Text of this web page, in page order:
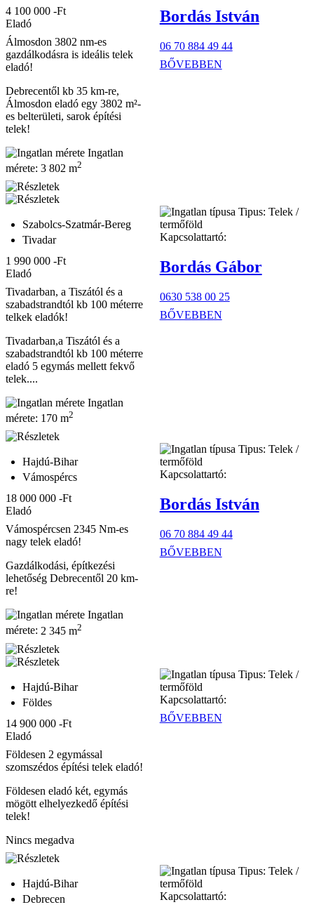
4 100 000 -Ft
Eladó
Álmosdon 3802 nm-es
gazdálkodásra is ideális telek
eladó!
Debrecentől kb 35 km-re,
Álmosdon eladó egy 3802 m²-
es belterületi, sarok építési
telek!
Ingatlan
mérete: 3 802 m2
Bordás István
06 70 884 49 44
BŐVEBBEN
Szabolcs-Szatmár-Bereg
Tivadar
1 990 000 -Ft
Eladó
Tivadarban, a Tiszától és a
szabadstrandtól kb 100 méterre
telkek eladók!
Tivadarban,a Tiszától és a
szabadstrandtól kb 100 méterre
eladó 5 egymás mellett fekvő
telek....
Ingatlan
mérete: 170 m2
Tipus: Telek /
termőföld
Kapcsolattartó:
Bordás Gábor
0630 538 00 25
BŐVEBBEN
Hajdú-Bihar
Vámospércs
18 000 000 -Ft
Eladó
Vámospércsen 2345 Nm-es
nagy telek eladó!
Gazdálkodási, építkezési
lehetőség Debrecentől 20 km-
re!
Ingatlan
mérete: 2 345 m2
Tipus: Telek /
termőföld
Kapcsolattartó:
Bordás István
06 70 884 49 44
BŐVEBBEN
Hajdú-Bihar
Földes
14 900 000 -Ft
Eladó
Földesen 2 egymással
szomszédos építési telek eladó!
Földesen eladó két, egymás
mögött elhelyezkedő építési
telek!
Nincs megadva
Tipus: Telek /
termőföld
Kapcsolattartó:
BŐVEBBEN
Hajdú-Bihar
Debrecen
Tipus: Telek /
termőföld
Kapcsolattartó: